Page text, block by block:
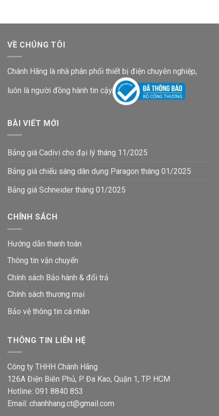
VỀ CHÚNG TÔI
Chánh Hãng là nhà phân phối thiết bị điện chuyên nghiệp,
luôn là người đồng hành tin cậy
BÀI VIẾT MỚI
Bảng giá Cadivi cho đại lý tháng 11/2025
Bảng giá chiếu sáng dân dụng Paragon tháng 01/2025
Bảng giá Schneider tháng 01/2025
CHÍNH SÁCH
Hướng dẫn thanh toán
Thông tin vận chuyển
Chính sách Bảo hành & đổi trả
Chính sách thương mại
Bảo vệ thông tin cá nhân
THÔNG TIN LIÊN HỆ
Công ty THHH Chánh Hãng
126A Điện Biên Phủ, P. Đa Kao, Quận 1, TP. HCM
Hotline: 091 8840 853
Email: chanhhang.ct@gmail.com